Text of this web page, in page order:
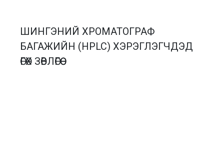
ШИНГЭНИЙ ХРОМАТОГРАФ
БАГАЖИЙН (HPLC) ХЭРЭГЛЭГЧДЭД
ӨГӨХ ЗӨВЛӨГӨӨ